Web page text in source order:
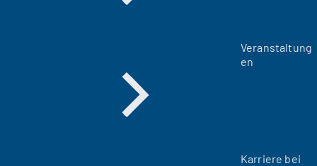
Veranstaltung
en
Karriere bei